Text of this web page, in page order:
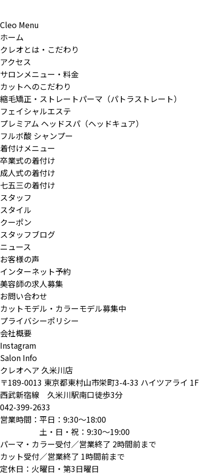
Cleo Menu
ホーム
クレオとは・こだわり
アクセス
サロンメニュー・料金
カットへのこだわり
縮毛矯正・ストレートパーマ（パトラストレート）
フェイシャルエステ
プレミアム ヘッドスパ（ヘッドキュア）
フルボ酸 シャンプー
着付けメニュー
卒業式の着付け
成人式の着付け
七五三の着付け
スタッフ
スタイル
クーポン
スタッフブログ
ニュース
お客様の声
インターネット予約
美容師の求人募集
お問い合わせ
カットモデル・カラーモデル募集中
プライバシーポリシー
会社概要
Instagram
Salon Info
クレオヘア 久米川店
〒189-0013 東京都東村山市栄町3-4-33 ハイツアライ 1F
西武新宿線 久米川駅南口徒歩3分
042-399-2633
営業時間：平日：9:30～18:00
土・日・祝：9:30～19:00
パーマ・カラー受付／営業終了 2時間前まで
カット受付／営業終了 1時間前まで
定休日：火曜日・第3日曜日